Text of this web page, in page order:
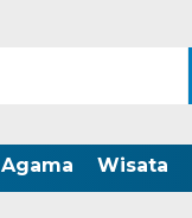
Agama Wisata